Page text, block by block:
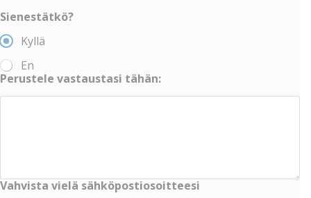
Sienestätkö?
Kyllä
En
Perustele vastaustasi tähän:
Vahvista vielä sähköpostiosoitteesi